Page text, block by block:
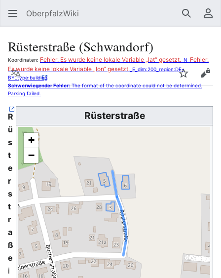
OberpfalzWiki Suchen
Rüsterstraße (Schwandorf)
Sprache
Koordinaten:Fehler: Es wurde keine lokale Variable „lat“ gesetzt._N_Fehler:
Es wurde keine lokale Variable „lon“ gesetzt. _E_dim:200_region:DE-
BY_type:building
Schwerwiegender Fehler:The format of the coordinate could not be determined.
Parsing failed.
Rüsterstraße
+
−
R
ü
s
t
e
r
s
t
r
a
ß
e
i